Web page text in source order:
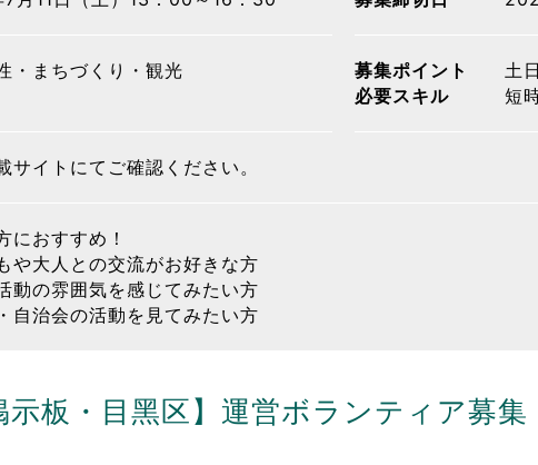
・まちづくり・観光
募集ポイント
必要スキル
土
短
サイトにてご確認ください。
におすすめ！
や大人との交流がお好きな方
動の雰囲気を感じてみたい方
自治会の活動を見てみたい方
⽰板・⽬⿊区】運営ボランティア募